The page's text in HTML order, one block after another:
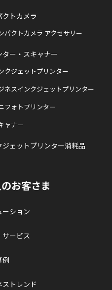
クトカメラ
パクトカメラ アクセサリー
ター・スキャナー
クジェットプリンター
ネスインクジェットプリンター
フォトプリンター
ャナー
ジェットプリンター消耗品
お客さま
ーション
サービス
例
ストレンド